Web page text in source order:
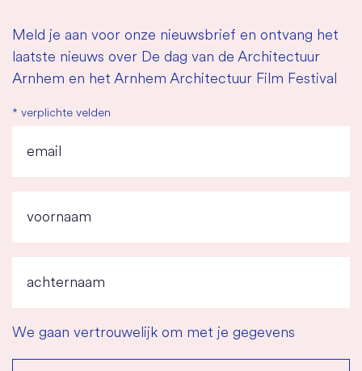
Meld je aan voor onze nieuwsbrief en ontvang het
laatste nieuws over De dag van de Architectuur
Arnhem en het Arnhem Architectuur Film Festival
* verplichte velden
We gaan vertrouwelijk om met je gegevens